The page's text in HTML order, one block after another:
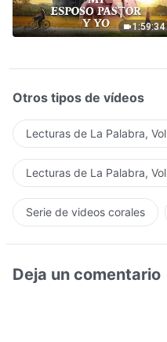
1:59:34
Otros tipos de vídeos
Lecturas de La Palabra,
Lecturas de La Palabra,
Serie de videos corales
Deja un comentario